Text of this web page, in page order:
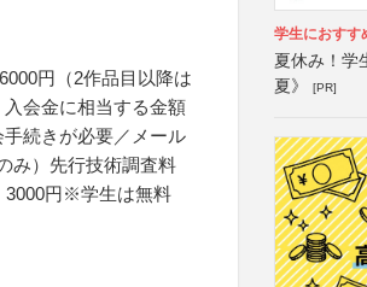
円（2作品目以降は
会金に相当する金額
手続きが必要／メール
み）先行技術調査料
3000円※学生は無料
学生におすす
夏休み！学
夏》
[PR]